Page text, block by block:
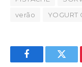
verão
YOGURT
Facebook